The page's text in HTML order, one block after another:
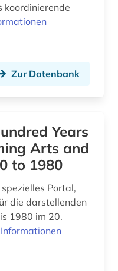
koordinierende
Zur Datenbank
Years
Arts and
to 1980
Portal,
die darstellenden
1980 im 20.